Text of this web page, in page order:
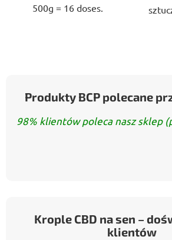
500g = 16 doses.
Produkty BCP polecane
98% klientów poleca nasz sklep
Krople CBD na sen –
klientów